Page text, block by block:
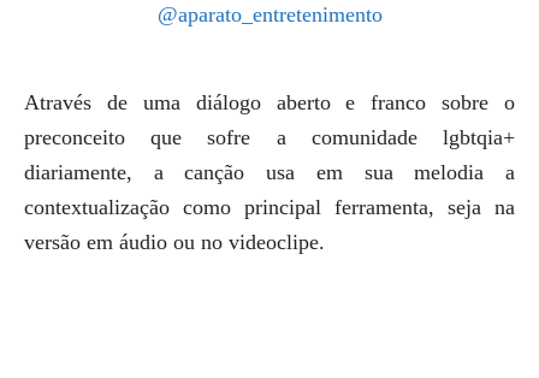
@aparato_entretenimento
Através de uma diálogo aberto e franco sobre o
preconceito que sofre a comunidade lgbtqia+
diariamente, a canção usa em sua melodia a
contextualização como principal ferramenta, seja na
versão em áudio ou no videoclipe.